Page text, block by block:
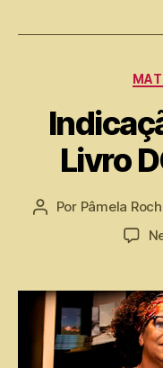
Livro
Por Pâmela